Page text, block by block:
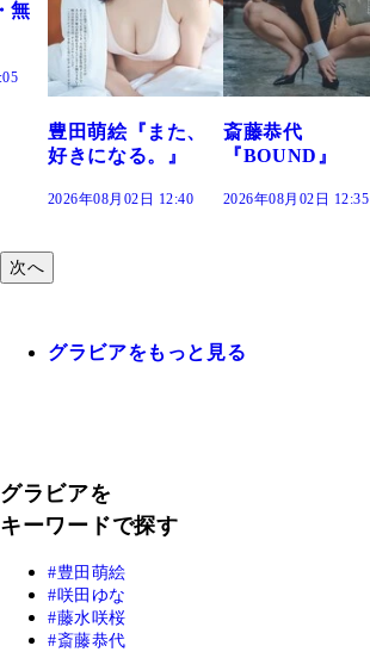
斎藤恭代
『BOUND』
2026年08月02日 12:35
咲田ゆな
『Sunflower』
2026年08月02日 12:30
次へ
グラビアをもっと見る
グラビアを
キーワードで探す
豊田萌絵
咲田ゆな
藤水咲桜
斎藤恭代